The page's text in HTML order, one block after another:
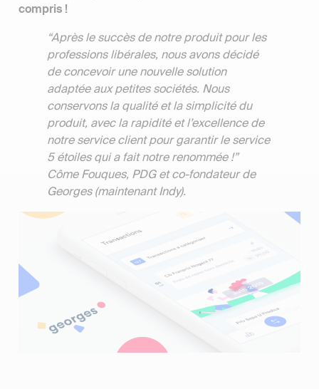
compris !
“Après le succès de notre produit pour les
professions libérales, nous avons décidé
de concevoir une nouvelle solution
adaptée aux petites sociétés. Nous
conservons la qualité et la simplicité du
produit, avec la rapidité et l’excellence de
notre service client pour garantir le service
5 étoiles qui a fait notre renommée !”
Côme Fouques, PDG et co-fondateur de
Georges (maintenant Indy).